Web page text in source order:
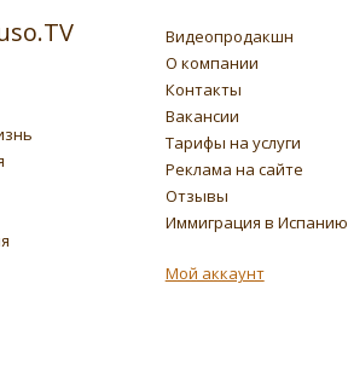
Видеопродакшн
О компании
Контакты
Вакансии
Тарифы на услуги
Реклама на сайте
Отзывы
Иммиграция в Испанию
Мой аккаунт